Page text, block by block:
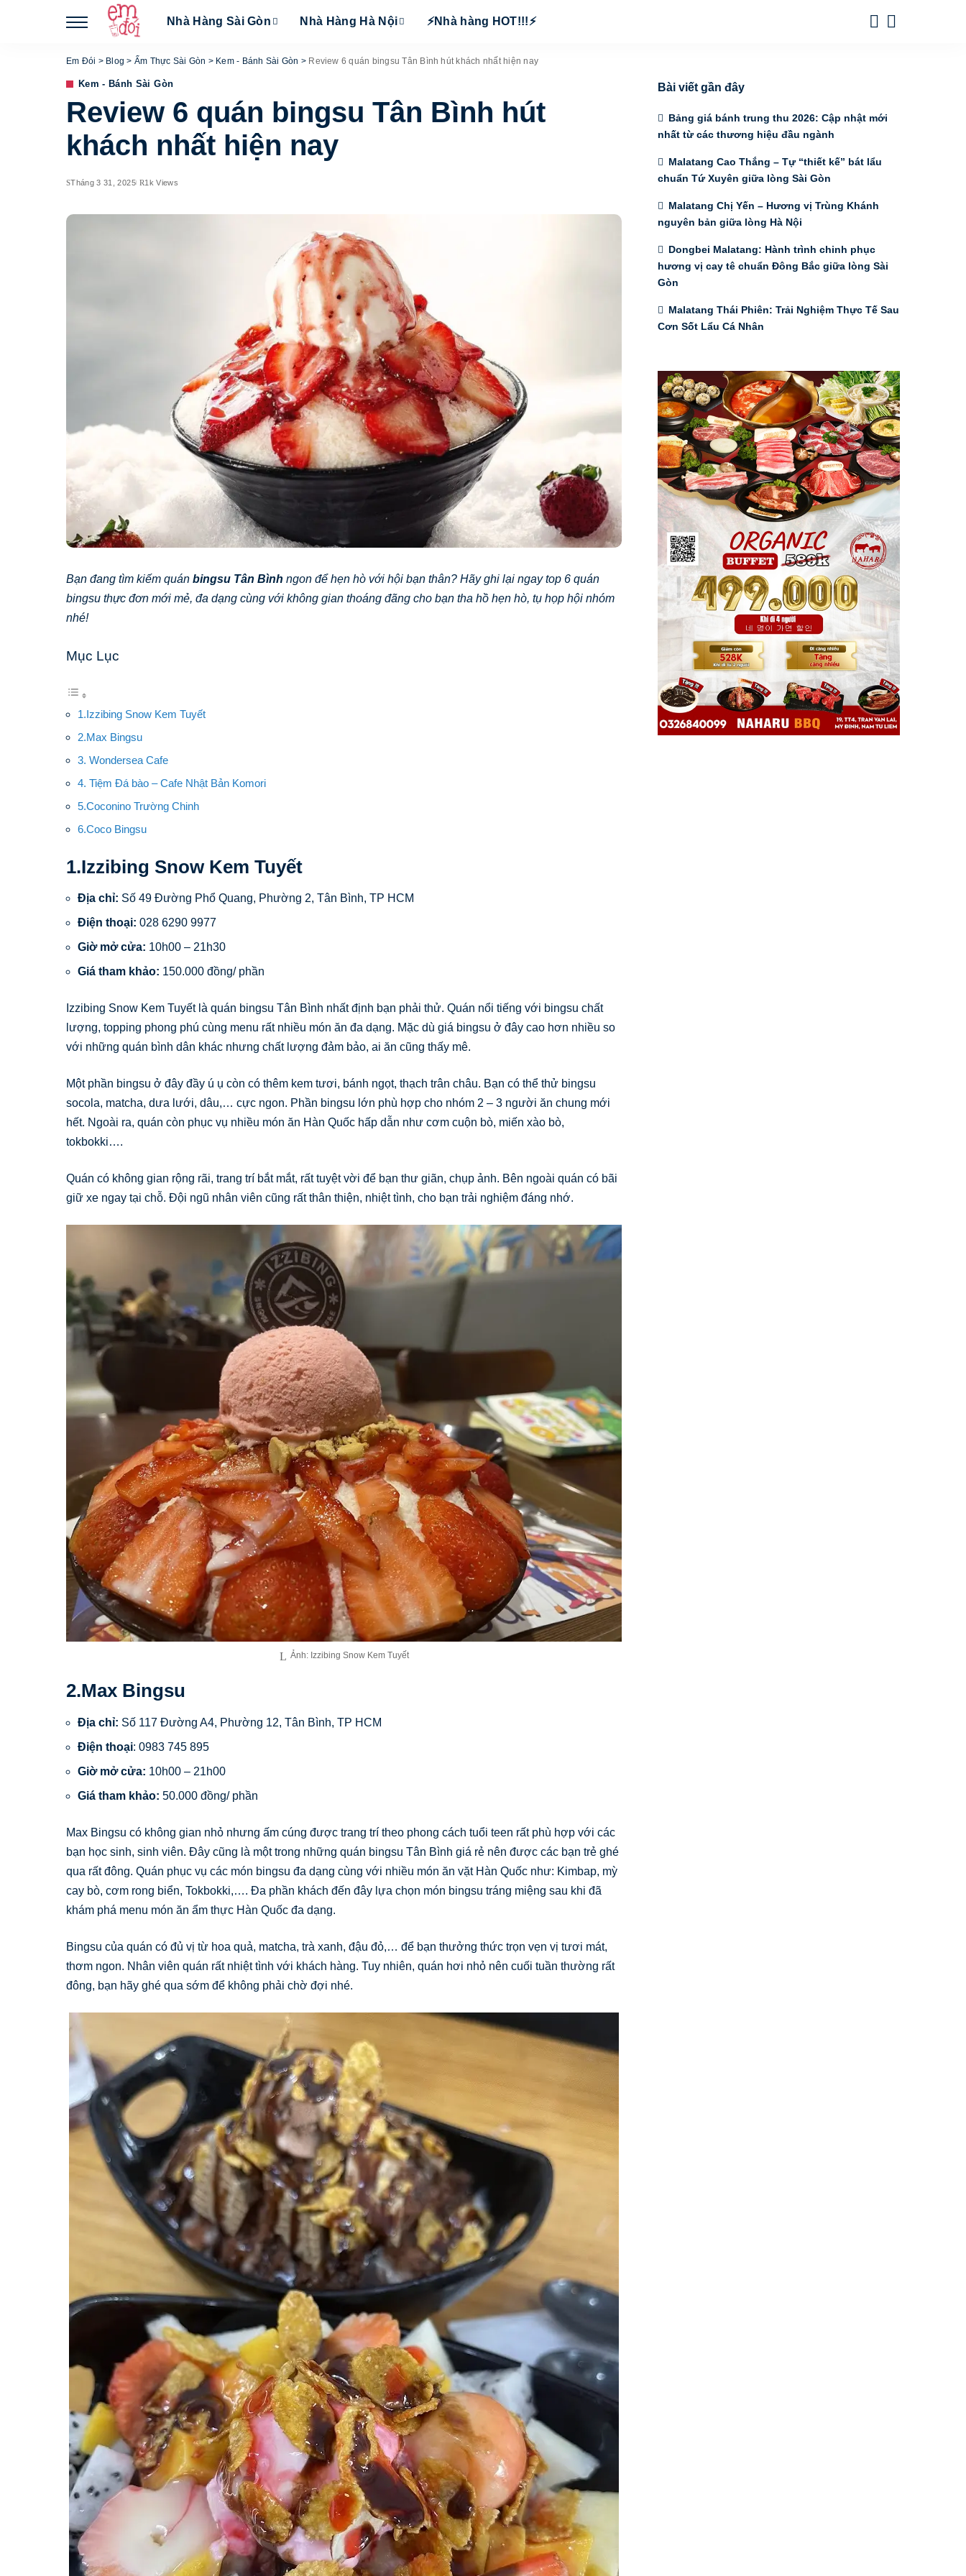
Nhà Hàng Sài Gòn Nhà Hàng Hà Nội ⚡Nhà hàng HOT!!!⚡
Em Đói > Blog > Ẩm Thực Sài Gòn > Kem - Bánh Sài Gòn > Review 6 quán bingsu Tân Bình hút khách nhất hiện nay
Kem - Bánh Sài Gòn
Review 6 quán bingsu Tân Bình hút
khách nhất hiện nay
Tháng 3 31, 2025 1k Views
Bạn đang tìm kiếm quán bingsu Tân Bình ngon để hẹn hò với hội bạn thân? Hãy ghi lại ngay top 6 quán
bingsu thực đơn mới mẻ, đa dạng cùng với không gian thoáng đãng cho bạn tha hồ hẹn hò, tụ họp hội nhóm
nhé!
Mục Lục
1.Izzibing Snow Kem Tuyết
2.Max Bingsu
3. Wondersea Cafe
4. Tiệm Đá bào – Cafe Nhật Bản Komori
5.Coconino Trường Chinh
6.Coco Bingsu
1.Izzibing Snow Kem Tuyết
Địa chỉ: Số 49 Đường Phổ Quang, Phường 2, Tân Bình, TP HCM
Điện thoại: 028 6290 9977
Giờ mở cửa: 10h00 – 21h30
Giá tham khảo: 150.000 đồng/ phần
Izzibing Snow Kem Tuyết là quán bingsu Tân Bình nhất định bạn phải thử. Quán nổi tiếng với bingsu chất
lượng, topping phong phú cùng menu rất nhiều món ăn đa dạng. Mặc dù giá bingsu ở đây cao hơn nhiều so
với những quán bình dân khác nhưng chất lượng đảm bảo, ai ăn cũng thấy mê.
Một phần bingsu ở đây đầy ú ụ còn có thêm kem tươi, bánh ngọt, thạch trân châu. Bạn có thể thử bingsu
socola, matcha, dưa lưới, dâu,… cực ngon. Phần bingsu lớn phù hợp cho nhóm 2 – 3 người ăn chung mới
hết. Ngoài ra, quán còn phục vụ nhiều món ăn Hàn Quốc hấp dẫn như cơm cuộn bò, miến xào bò,
tokbokki….
Quán có không gian rộng rãi, trang trí bắt mắt, rất tuyệt vời để bạn thư giãn, chụp ảnh. Bên ngoài quán có bãi
giữ xe ngay tại chỗ. Đội ngũ nhân viên cũng rất thân thiện, nhiệt tình, cho bạn trải nghiệm đáng nhớ.
Ảnh: Izzibing Snow Kem Tuyết
2.Max Bingsu
Địa chỉ: Số 117 Đường A4, Phường 12, Tân Bình, TP HCM
Điện thoại: 0983 745 895
Giờ mở cửa: 10h00 – 21h00
Giá tham khảo: 50.000 đồng/ phần
Max Bingsu có không gian nhỏ nhưng ấm cúng được trang trí theo phong cách tuổi teen rất phù hợp với các
bạn học sinh, sinh viên. Đây cũng là một trong những quán bingsu Tân Bình giá rẻ nên được các bạn trẻ ghé
qua rất đông. Quán phục vụ các món bingsu đa dạng cùng với nhiều món ăn vặt Hàn Quốc như: Kimbap, mỳ
cay bò, cơm rong biển, Tokbokki,…. Đa phần khách đến đây lựa chọn món bingsu tráng miệng sau khi đã
khám phá menu món ăn ẩm thực Hàn Quốc đa dạng.
Bingsu của quán có đủ vị từ hoa quả, matcha, trà xanh, đậu đỏ,… để bạn thưởng thức trọn vẹn vị tươi mát,
thơm ngon. Nhân viên quán rất nhiệt tình với khách hàng. Tuy nhiên, quán hơi nhỏ nên cuối tuần thường rất
đông, bạn hãy ghé qua sớm để không phải chờ đợi nhé.
Bài viết gần đây
Bảng giá bánh trung thu 2026: Cập nhật mới
nhất từ các thương hiệu đầu ngành
Malatang Cao Thắng – Tự “thiết kế” bát lẩu
chuẩn Tứ Xuyên giữa lòng Sài Gòn
Malatang Chị Yến – Hương vị Trùng Khánh
nguyên bản giữa lòng Hà Nội
Dongbei Malatang: Hành trình chinh phục
hương vị cay tê chuẩn Đông Bắc giữa lòng Sài
Gòn
Malatang Thái Phiên: Trải Nghiệm Thực Tế Sau
Cơn Sốt Lẩu Cá Nhân